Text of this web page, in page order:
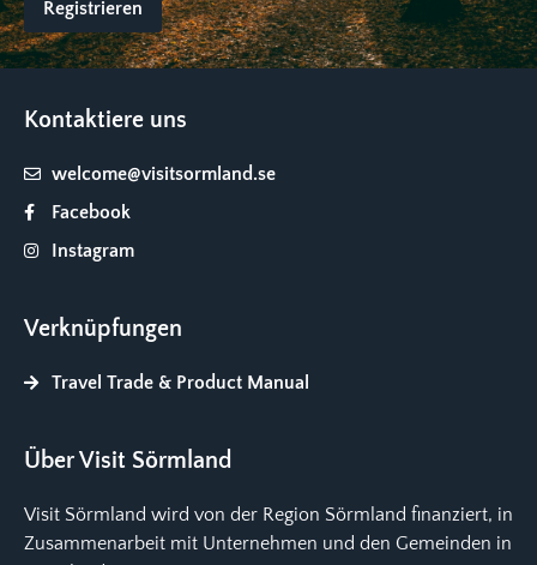
Kontaktiere uns
welcome@visitsormland.se
Facebook
Instagram
Verknüpfungen
Travel Trade & Product Manual
Über Visit Sörmland
Visit Sörmland wird von der Region Sörmland finanziert, in
Zusammenarbeit mit Unternehmen und den Gemeinden in